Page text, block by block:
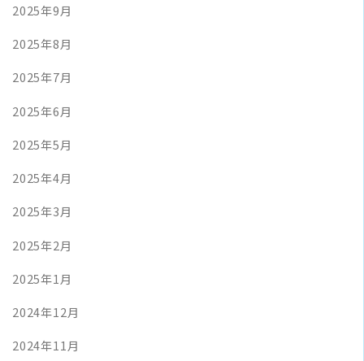
2025年9月
2025年8月
2025年7月
2025年6月
2025年5月
2025年4月
2025年3月
2025年2月
2025年1月
2024年12月
2024年11月